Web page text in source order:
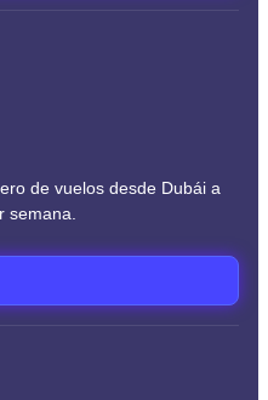
de vuelos desde Dubái a
semana.